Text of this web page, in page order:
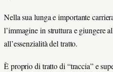
Nella sua lunga e importante
l’immagine in struttura e giungere
all’essenzialità del tratto.
È proprio di tratto di “traccia” e